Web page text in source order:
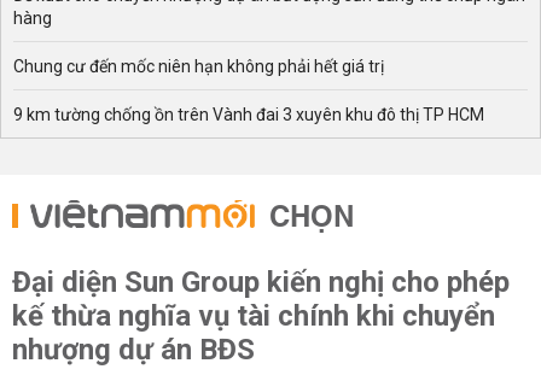
hàng
Chung cư đến mốc niên hạn không phải hết giá trị
9 km tường chống ồn trên Vành đai 3 xuyên khu đô thị TP HCM
CHỌN
Đại diện Sun Group kiến nghị cho phép
kế thừa nghĩa vụ tài chính khi chuyển
nhượng dự án BĐS